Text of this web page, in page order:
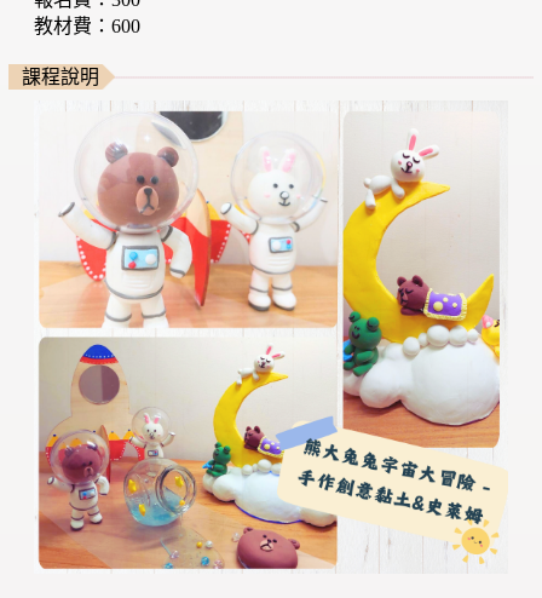
教材費：600
課程說明